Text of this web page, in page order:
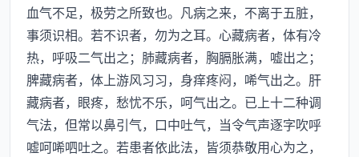
血气不足，极劳之所致也。凡病之来，不离于五脏，
事须识相。若不识者，勿为之耳。心藏病者，体有冷
热，呼吸二气出之；肺藏病者，胸膈胀满，嘘出之；
脾藏病者，体上游风习习，身痒疼闷，唏气出之。肝
藏病者，眼疼，愁忧不乐，呵气出之。已上十二种调
气法，但常以鼻引气，口中吐气，当令气声逐字吹呼
嘘呵唏呬吐之。若患者依此法，皆须恭敬用心为之，